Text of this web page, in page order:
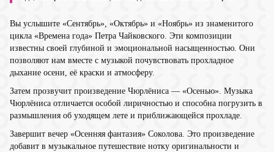
Вы услышите «Сентябрь», «Октябрь» и «Ноябрь» из знаменитого
цикла «Времена года» Петра Чайковского. Эти композиции
известны своей глубиной и эмоциональной насыщенностью. Они
позволяют нам вместе с музыкой почувствовать прохладное
дыхание осени, её краски и атмосферу.
Затем прозвучит произведение Чюрлёниса — «Осенью». Музыка
Чюрлёниса отличается особой лиричностью и способна погрузить в
размышления об уходящем лете и приближающейся прохладе.
Завершит вечер «Осенняя фантазия» Соколова. Это произведение
добавит в музыкальное путешествие нотку оригинальности и